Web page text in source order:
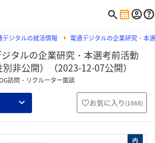
デジタルの就活情報 電通デジタルの企業研究・本
タルの企業研究・本選考前活動
非公開）（2023-12-07公開）
訪問・リクルーター面談
お気に入り (1668)